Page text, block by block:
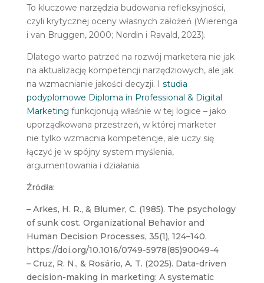
To kluczowe narzędzia budowania refleksyjności,
czyli krytycznej oceny własnych założeń (Wierenga
i van Bruggen, 2000; Nordin i Ravald, 2023).
Dlatego warto patrzeć na rozwój marketera nie jak
na aktualizację kompetencji narzędziowych, ale jak
na wzmacnianie jakości decyzji. I studia
podyplomowe Diploma in Professional & Digital
Marketing funkcjonują właśnie w tej logice – jako
uporządkowana przestrzeń, w której marketer
nie tylko wzmacnia kompetencje, ale uczy się
łączyć je w spójny system myślenia,
argumentowania i działania.
Źródła:
– Arkes, H. R., & Blumer, C. (1985). The psychology
of sunk cost. Organizational Behavior and
Human Decision Processes, 35(1), 124–140.
https://doi.org/10.1016/0749-5978(85)90049-4
– Cruz, R. N., & Rosário, A. T. (2025). Data-driven
decision-making in marketing: A systematic